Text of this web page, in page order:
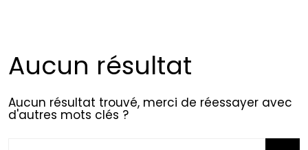
Aucun résultat
Aucun résultat trouvé, merci de réessayer avec
d'autres mots clés ?